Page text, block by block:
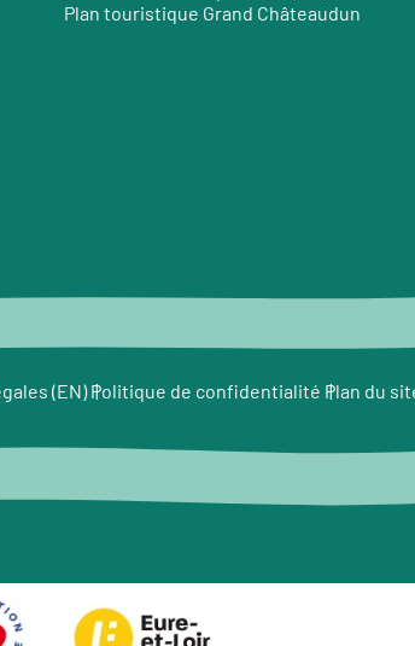
Plan touristique Grand Châteaudun
(EN) Politique de confidentialité Plan du